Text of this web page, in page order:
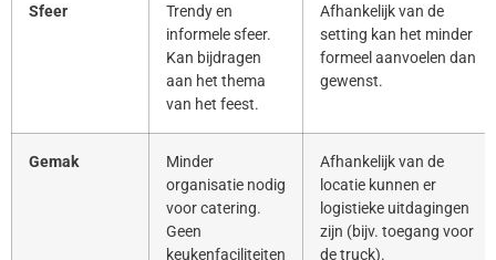
Sfeer
Trendy en
informele sfeer.
Kan bijdragen
aan het thema
van het feest.
Afhankelijk van de
setting kan het minder
formeel aanvoelen dan
gewenst.
Gemak
Minder
organisatie nodig
voor catering.
Geen
keukenfaciliteiten
Afhankelijk van de
locatie kunnen er
logistieke uitdagingen
zijn (bijv. toegang voor
de truck).